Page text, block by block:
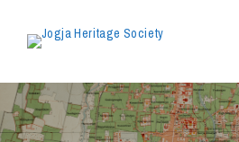
Search
for: